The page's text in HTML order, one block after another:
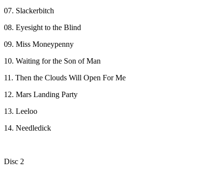
07. Slackerbitch
08. Eyesight to the Blind
09. Miss Moneypenny
10. Waiting for the Son of Man
11. Then the Clouds Will Open For Me
12. Mars Landing Party
13. Leeloo
14. Needledick
Disc 2